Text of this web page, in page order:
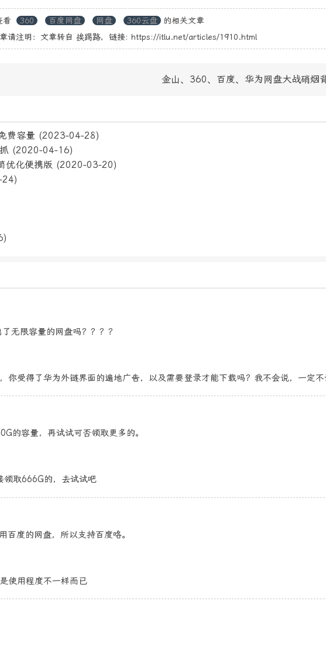
看 360 百度网盘 网盘 360云盘
的相关文章
请注明：文章转自 挨踢路，链接: https://itlu.net/articles/1910.html
金山、360、百度、华为网盘大战硝烟
费容量 (2023-04-28)
(2020-04-16)
优化便携版 (2020-03-20)
无限容量的网盘吗？？？？
你受得了华为外链界面的遍地广告，以及需要登录才能下载吗？我不会说，一定不
的容量，再试试可否领取更多的。
领取666G的，去试试吧
度的网盘，所以支持百度咯。
使用程度不一样而已